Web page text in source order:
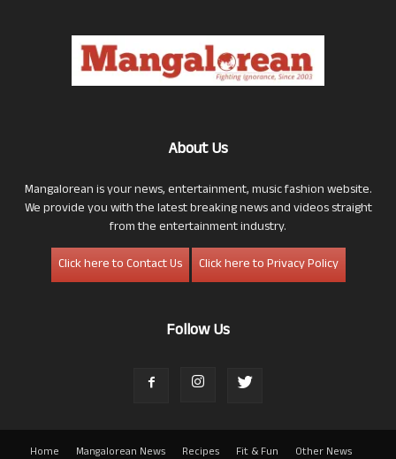
About Us
Mangalorean is your news, entertainment, music fashion website.
We provide you with the latest breaking news and videos straight
from the entertainment industry.
Click here to Contact Us
Click here to Privacy Policy
Follow Us
Home Mangalorean News Recipes Fit & Fun Other News